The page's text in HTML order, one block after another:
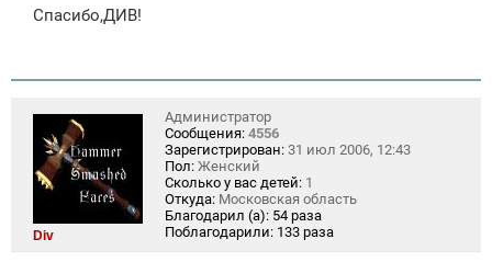
б
и
Спасибо,ДИВ!
Div
Администратор
Сообщения: 4556
Зарегистрирован: 31 июл 2006, 12:43
Пол: Женский
Сколько у вас детей: 1
Откуда: Московская область
Благодарил (а): 54 раза
Поблагодарили: 133 раза